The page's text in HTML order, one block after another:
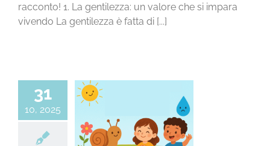
NEWS
racconto! 1. La gentilezza: un valore che si impara
vivendo La gentilezza è fatta di [...]
31
10, 2025
tra le
con la
amica